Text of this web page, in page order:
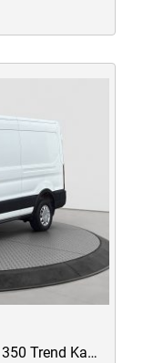
Transit Kasten 2.0D EcoBlue L3H2 350 Trend Kamera/STH/Fahrspur-Assistent/uvm